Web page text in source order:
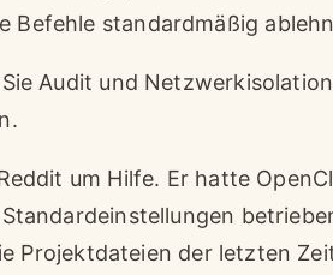
Befehle standardmäßig
Audit und
um Hilfe. Er hatte
Projektdateien der letzten